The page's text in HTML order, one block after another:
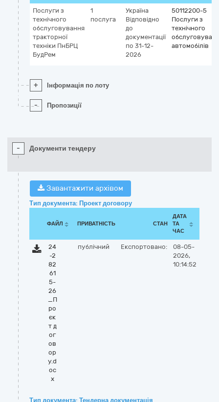
Послуги з
технічного
обслуговування
тракторної
техніки ПнБРЦ
БудРем
1
послуга
Україна
Відповідно
до
документації
по 31-12-
2026
50112200-5
Послуги з
технічного
автомобілів
+ Інформація по лоту
- Пропозиції
- Документи тендеру
Завантажити архівом
Тип документа: Проект договору
ФАЙЛ ПРИВАТНІСТЬ СТАН
ДАТА
ТА
ЧАС
24
-2
82
61
5-
26
_П
ро
єк
т д
ог
ов
ор
у.d
oc
x
публічний Експортовано:
08-05-
2026,
10:14:52
Тип документа: Тендерна документація